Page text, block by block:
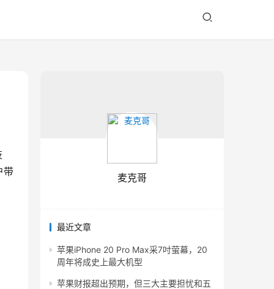
带
麦克哥
最近文章
苹果iPhone 20 Pro Max采7吋萤幕，20
周年将成史上最大机型
苹果财报超出预期，但三大主要担忧和五